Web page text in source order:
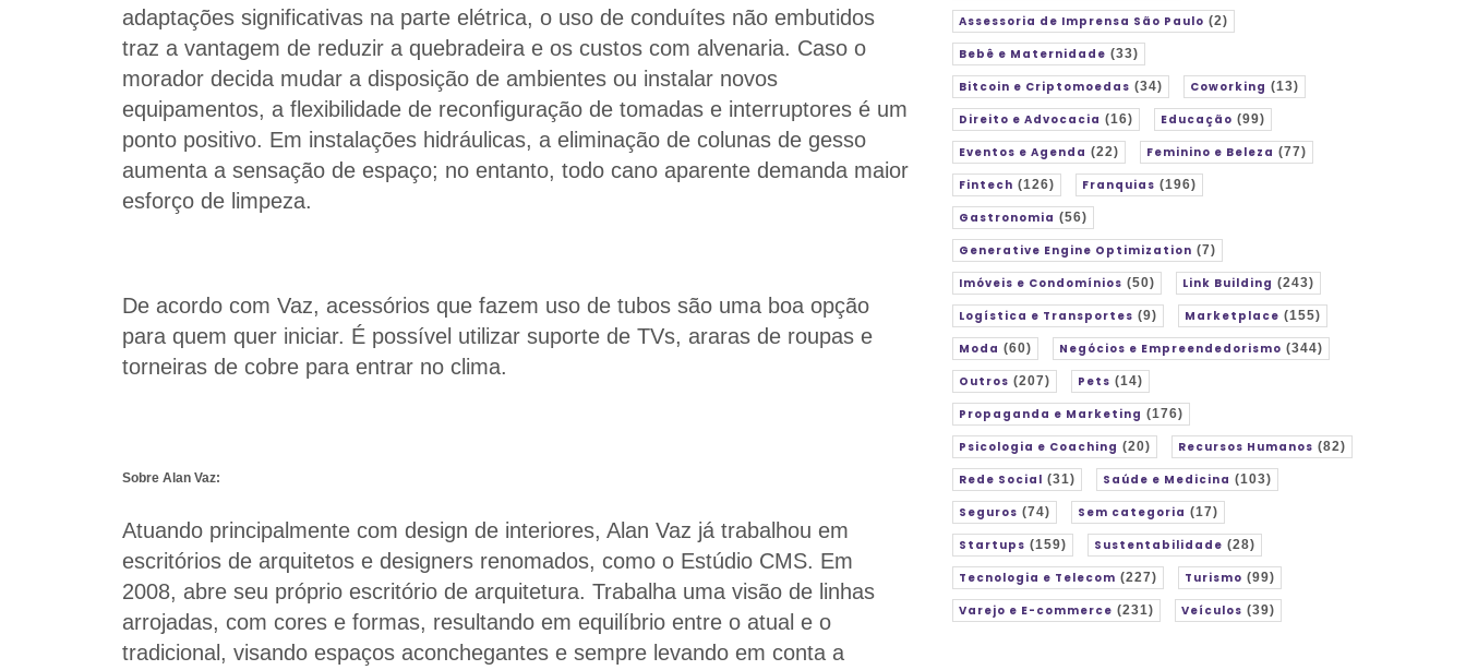
adaptações significativas na parte elétrica, o uso de conduítes não embutidos
traz a vantagem de reduzir a quebradeira e os custos com alvenaria. Caso o
morador decida mudar a disposição de ambientes ou instalar novos
equipamentos, a flexibilidade de reconfiguração de tomadas e interruptores é um
ponto positivo. Em instalações hidráulicas, a eliminação de colunas de gesso
aumenta a sensação de espaço; no entanto, todo cano aparente demanda maior
esforço de limpeza.
De acordo com Vaz, acessórios que fazem uso de tubos são uma boa opção
para quem quer iniciar. É possível utilizar suporte de TVs, araras de roupas e
torneiras de cobre para entrar no clima.
Sobre Alan Vaz:
Atuando principalmente com design de interiores, Alan Vaz já trabalhou em
escritórios de arquitetos e designers renomados, como o Estúdio CMS. Em
2008, abre seu próprio escritório de arquitetura. Trabalha uma visão de linhas
arrojadas, com cores e formas, resultando em equilíbrio entre o atual e o
tradicional, visando espaços aconchegantes e sempre levando em conta a
Assessoria de Imprensa São Paulo (2)
Bebê e Maternidade (33)
Bitcoin e Criptomoedas (34) Coworking (13)
Direito e Advocacia (16) Educação (99)
Eventos e Agenda (22) Feminino e Beleza (77)
Fintech (126) Franquias (196)
Gastronomia (56)
Generative Engine Optimization (7)
Imóveis e Condomínios (50) Link Building (243)
Logística e Transportes (9) Marketplace (155)
Moda (60) Negócios e Empreendedorismo (344)
Outros (207) Pets (14)
Propaganda e Marketing (176)
Psicologia e Coaching (20) Recursos Humanos (82)
Rede Social (31) Saúde e Medicina (103)
Seguros (74) Sem categoria (17)
Startups (159) Sustentabilidade (28)
Tecnologia e Telecom (227) Turismo (99)
Varejo e E-commerce (231) Veículos (39)